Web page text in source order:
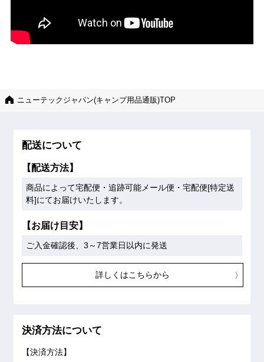
ニューテックジャパン(キャンプ用品通販)TOP
配送について
【配送方法】
商品によって宅配便・追跡可能メール便・宅配便[特定送
料]にてお届けいたします。
【お届け目安】
ご入金確認後、3～7営業日以内に発送
詳しくはこちらから
決済方法について
【決済方法】